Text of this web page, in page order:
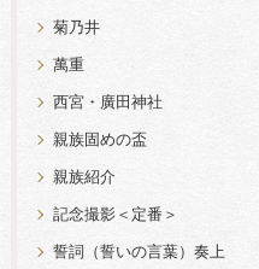
菊乃井
萬重
西宮・廣田神社
親族固めの盃
親族紹介
記念撮影＜定番＞
誓詞（誓いの言葉）奏上